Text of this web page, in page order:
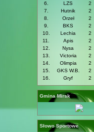
6.
LZS 2
7.
Hutnik 2
8.
Orzeł 2
9.
BKS 2
10.
Lechia 2
11.
Apis 2
12.
Nysa 2
13.
Victoria 2
14.
Olimpia 2
15.
GKS W.B. 2
16.
Gryf 2
Gmina Mirsk
Słowo Sportowe